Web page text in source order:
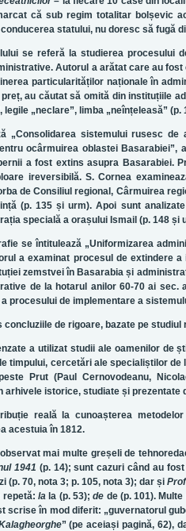
că sub regim totalitar bolșevic
statului, nu doresc să fugă
se referă la studierea procesului
Autorul a arătat care au
particularităților naționale în
au căutat să omită din instituțiile
„neclare”, limba „neînțeleasă” (p.
„Consolidarea sistemului rusesc
ocârmuirea oblastei
a fost extins asupra Basarabiei.
ireversibilă. S. Cornea
de Consiliul regional, Cârmuirea
(p. 135 și urm). Apoi sunt
specială a orașului Ismail (p. 148 și
se întitulează „Uniformizarea
a examinat procesul de extindere
zemstvei în Basarabia și
de la hotarul anilor 60-70 ai
procesului de implementare a
concluziile de rigoare, bazate pe studiul
a utilizat studii ale oamenilor de
timpului, cercetări ale specialiștilor
Prut (Paul Cernovodeanu,
arhivele istorice, studiate și prezentate
reală la cunoașterea
acestuia în 1812.
mai multe greșeli de
1941 (p. 14); sunt cazuri când au
(p. 70, nota 3; p. 105, nota 3); dar și
repetă: lala (p. 53);de de (p. 101).
scrise în mod diferit: „guvernatorul
” (pe aceiași pagină, 62),